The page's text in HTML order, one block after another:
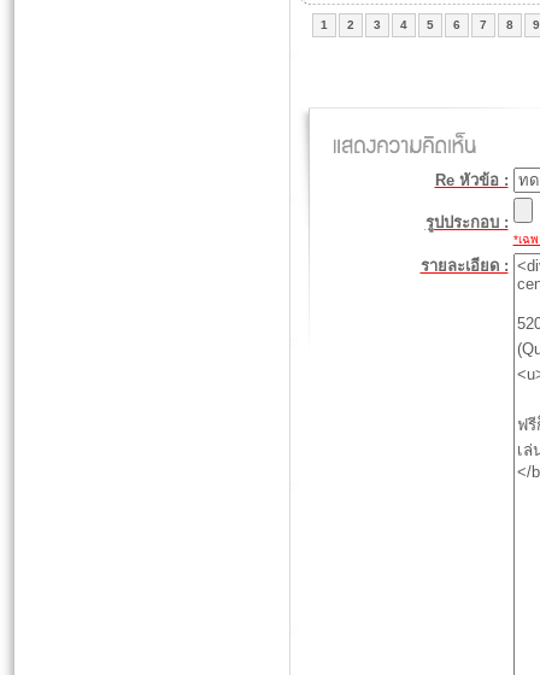
1 2 3 4 5 6 7 8 9
Re หัวข้อ :
รูปประกอบ :
*เฉ
รายละเอียด :